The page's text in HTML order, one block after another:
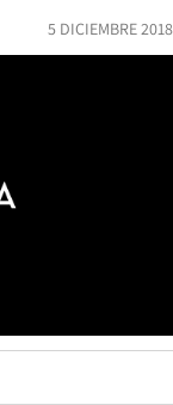
5 DICIEMBRE 2018